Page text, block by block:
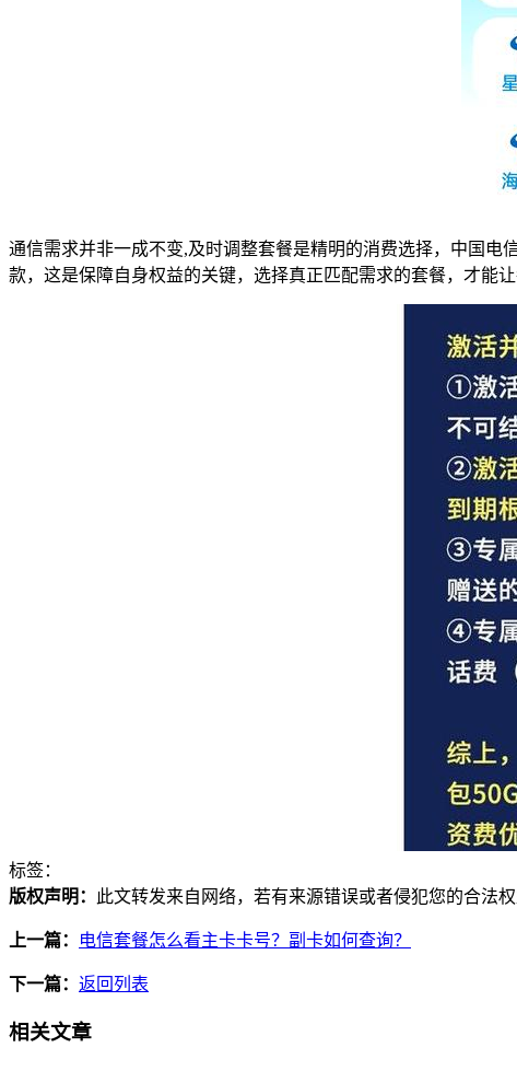
通信需求并非一成不变,及时调整套餐是精明的消费选择，中国
款，这是保障自身权益的关键，选择真正匹配需求的套餐，才能让
标签：
版权声明：
此文转发来自网络，若有来源错误或者侵犯您的合法
上一篇： 电信套餐怎么看主卡卡号？副卡如何查询？
下一篇： 返回列表
相关文章